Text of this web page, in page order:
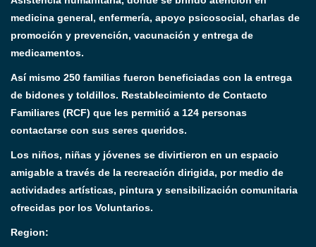
medicina general, enfermería, apoyo psicosocial, charlas de
promoción y prevención, vacunación y entrega de
medicamentos.
Así mismo 250 familias fueron beneficiadas con la entrega
de bidones y toldillos. Restablecimiento de Contacto
Familiares (RCF) que les permitió a 124 personas
contactarse con sus seres queridos.
Los niños, niñas y jóvenes se divirtieron en un espacio
amigable a través de la recreación dirigida, por medio de
actividades artísticas, pintura y sensibilización comunitaria
ofrecidas por los Voluntarios.
Region: